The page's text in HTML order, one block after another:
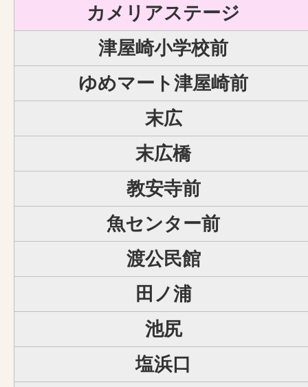
カメリアステージ
津屋崎小学校前
ゆめマート津屋崎前
末広
末広橋
教安寺前
魚センター前
渡公民館
田ノ浦
池尻
塩浜口